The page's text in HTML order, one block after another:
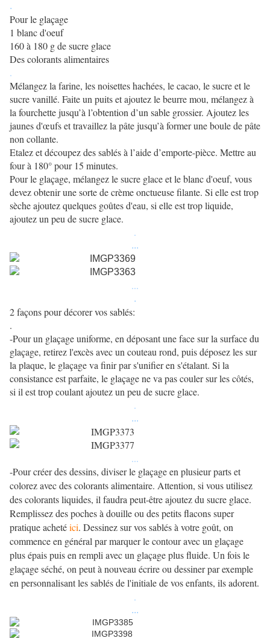
.
Pour le glaçage
1 blanc d'oeuf
160 à 180 g de sucre glace
Des colorants alimentaires
.
Mélangez la farine, les noisettes hachées, le cacao, le sucre et le
sucre vanillé. Faite un puits et ajoutez le beurre mou, mélangez à
la fourchette jusqu’à l’obtention d’un sable grossier. Ajoutez les
jaunes d'œufs et travaillez la pâte jusqu’à former une boule de pâte
non collante.
Etalez et découpez des sablés à l’aide d’emporte-pièce. Mettre au
four à 180° pour 15 minutes.
Pour le glaçage, mélangez le sucre glace et le blanc d'oeuf, vous
devez obtenir une sorte de crème onctueuse filante. Si elle est trop
sèche ajoutez quelques goûtes d'eau, si elle est trop liquide,
ajoutez un peu de sucre glace.
.
...
...
.
2 façons pour décorer vos sablés:
.
-Pour un glaçage uniforme, en déposant une face sur la surface du
glaçage, retirez l'excès avec un couteau rond, puis déposez les sur
la plaque, le glaçage va finir par s'unifier en s'étalant. Si la
consistance est parfaite, le glaçage ne va pas couler sur les côtés,
si il est trop coulant ajoutez un peu de sucre glace.
.
...
...
-Pour créer des dessins, diviser le glaçage en plusieur parts et
colorez avec des colorants alimentaire. Attention, si vous utilisez
des colorants liquides, il faudra peut-être ajoutez du sucre glace.
Remplissez des poches à douille ou des petits flacons super
pratique achetéici. Dessinez sur vos sablés à votre goût, on
commence en général par marquer le contour avec un glaçage
plus épais puis en rempli avec un glaçage plus fluide. Un fois le
glaçage séché, on peut à nouveau écrire ou dessiner par exemple
en personnalisant les sablés de l'initiale de vos enfants, ils adorent.
.
...